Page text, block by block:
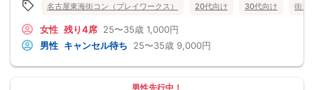
名古屋東海街コン（プレイワークス） 20代向け 30代向け 街コ
女性 残り4席 25〜35歳 1,000円
男性 キャンセル待ち 25〜35歳 9,000円
男性先行中！